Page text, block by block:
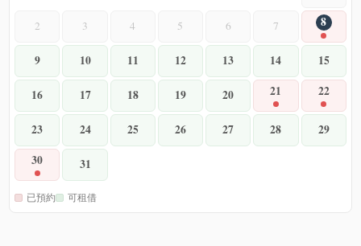
2 3 4 5 6 7 8
9 10 11 12 13 14 15
16 17 18 19 20 21 22
23 24 25 26 27 28
29
30
31
已預約 可租借